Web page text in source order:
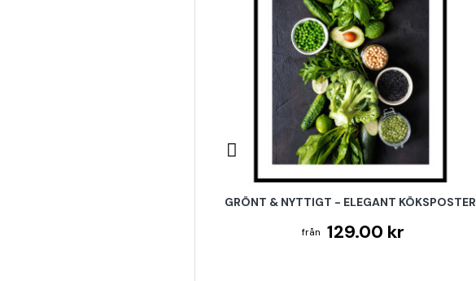
GRÖNT & NYTTIGT - ELEGANT KÖKSPOSTER
129.00 kr